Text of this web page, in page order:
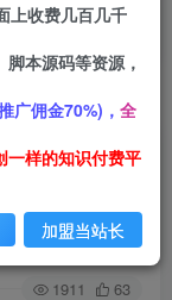
下载
GO
助挂机脚
关注 私信
1911 63
上收费几百几千
本源码等资源，
广佣金70%)， 全
一样的知识付费平
加盟当站长